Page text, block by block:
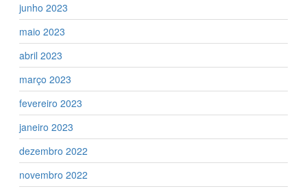
junho 2023
maio 2023
abril 2023
março 2023
fevereiro 2023
janeiro 2023
dezembro 2022
novembro 2022